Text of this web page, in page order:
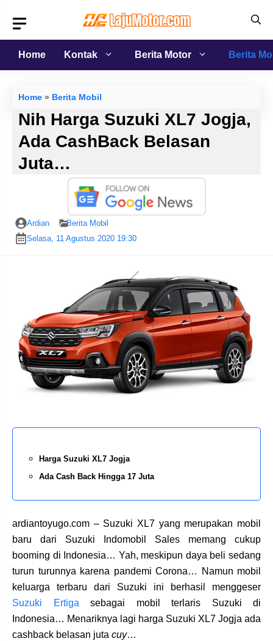
isi
Home
Kontak Berita Motor Berita
Home » Berita Mobil
Nih Harga Suzuki XL7 Jogja,
Ada CashBack Belasan
Juta…
Ardian
Berita Mobil
Selasa, 11 Agustus 2020 19:30
Harga Suzuki XL7 Jogja
Ada Cash Back Hingga 17 Juta
ardiantoyugo.com – Suzuki XL7 yang merupakan mobil
baru dari Suzuki Indomobil Sales memang cukup
booming di Indonesia… Yah, meskipun daya beli sedang
turun turunnya karena pandemi Corona… Namun mobil
keluarga terbaru dari Suzuki ini berhasil menggeser
Suzuki Ertiga sebagai mobil terlaris Suzuki di
Indonesia… Menariknya lagi harga Suzuki XL7 Jogja ada
cashback belasan juta cuy…